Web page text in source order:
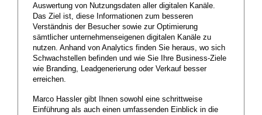
Auswertung von Nutzungsdaten aller digitalen Kanäle.
Das Ziel ist, diese Informationen zum besseren
Verständnis der Besucher sowie zur Optimierung
sämtlicher unternehmenseigenen digitalen Kanäle zu
nutzen. Anhand von Analytics finden Sie heraus, wo sich
Schwachstellen befinden und wie Sie Ihre Business-Ziele
wie Branding, Leadgenerierung oder Verkauf besser
erreichen.
Marco Hassler gibt Ihnen sowohl eine schrittweise
Einführung als auch einen umfassenden Einblick in die